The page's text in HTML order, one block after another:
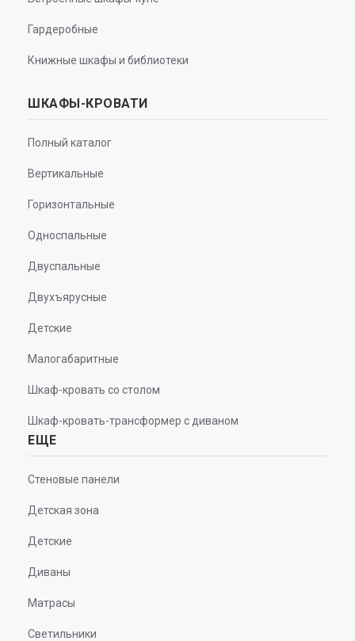
Гардеробные
Книжные шкафы и библиотеки
ШКАФЫ-КРОВАТИ
Полный каталог
Вертикальные
Горизонтальные
Односпальные
Двуспальные
Двухъярусные
Детские
Малогабаритные
Шкаф-кровать со столом
Шкаф-кровать-трансформер с диваном
ЕЩЕ
Стеновые панели
Детская зона
Детские
Диваны
Матрасы
Светильники